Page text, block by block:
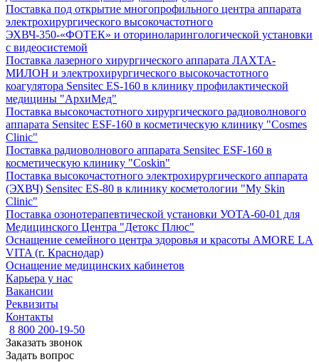
Поставка под открытие многопрофильного центра аппарата
электрохирургического высокочастотного
ЭХВЧ-350-«ФОТЕК» и оториноларингологической установки
с видеосистемой
Поставка лазерного хирургического аппарата ЛАХТА-
МИЛОН и электрохирургического высокочастотного
коагулятора Sensitec ES-160 в клинику профилактической
медицины "АрхиМед"
Поставка высокочастотного хирургического радиоволнового
аппарата Sensitec ESF-160 в косметическую клинику "Cosmes
Clinic"
Поставка радиоволнового аппарата Sensitec ESF-160 в
косметическую клинику "Coskin"
Поставка высокочастотного электрохирургического аппарата
(ЭХВЧ) Sensitec ES-80 в клинику косметологии "My Skin
Clinic"
Поставка озонотерапевтической установки УОТА-60-01 для
Медицинского Центра "Детокс Плюс"
Оснащение семейного центра здоровья и красоты AMORE LA
VITA (г. Краснодар)
Оснащение медицинских кабинетов
Карьера у нас
Вакансии
Реквизиты
Контакты
8 800 200-19-50
Заказать звонок
Задать вопрос